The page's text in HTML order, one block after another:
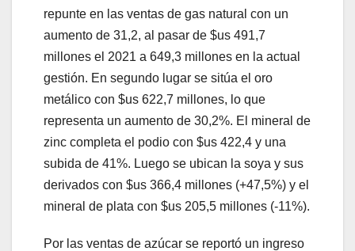
repunte en las ventas de gas natural con un
aumento de 31,2, al pasar de $us 491,7
millones el 2021 a 649,3 millones en la actual
gestión. En segundo lugar se sitúa el oro
metálico con $us 622,7 millones, lo que
representa un aumento de 30,2%. El mineral de
zinc completa el podio con $us 422,4 y una
subida de 41%. Luego se ubican la soya y sus
derivados con $us 366,4 millones (+47,5%) y el
mineral de plata con $us 205,5 millones (-11%).
Por las ventas de azúcar se reportó un ingreso